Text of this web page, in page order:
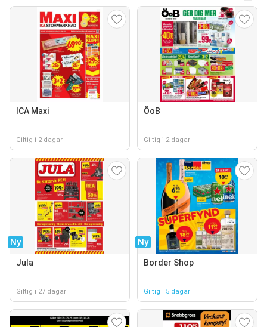
ICA Maxi
Giltig i 2 dagar
ÖoB
Giltig i 2 dagar
Ny
Jula
Giltig i 27 dagar
Ny
Border Shop
Giltig i 5 dagar